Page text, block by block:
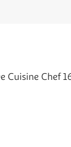
Cuisine Chef